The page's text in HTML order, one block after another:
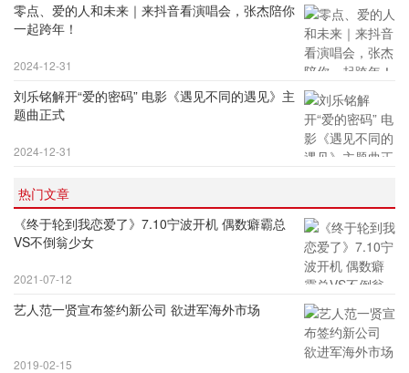
零点、爱的人和未来｜来抖音看演唱会，张杰陪你
一起跨年！
2024-12-31
刘乐铭解开“爱的密码” 电影《遇见不同的遇见》主
题曲正式
2024-12-31
热门文章
《终于轮到我恋爱了》7.10宁波开机 偶数癖霸总
VS不倒翁少女
2021-07-12
艺人范一贤宣布签约新公司 欲进军海外市场
2019-02-15